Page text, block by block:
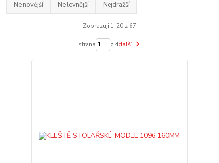
Nejnovější Nejlevnější Nejdražší
Zobrazuji 1-20 z 67
strana z 4další